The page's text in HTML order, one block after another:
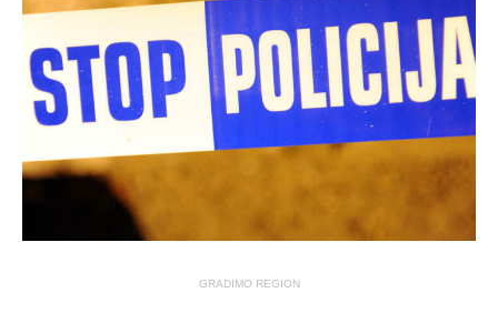
GRADIMO REGION